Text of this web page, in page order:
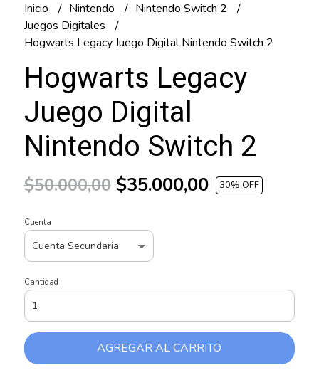
Inicio Nintendo
Nintendo Switch 2
Juegos Digitales
Hogwarts Legacy Juego Digital Nintendo Switch 2
Hogwarts Legacy
Juego Digital
Nintendo Switch 2
$50.000,00$35.000,00 30% OFF
Cuenta
Cantidad
AGREGAR AL CARRITO